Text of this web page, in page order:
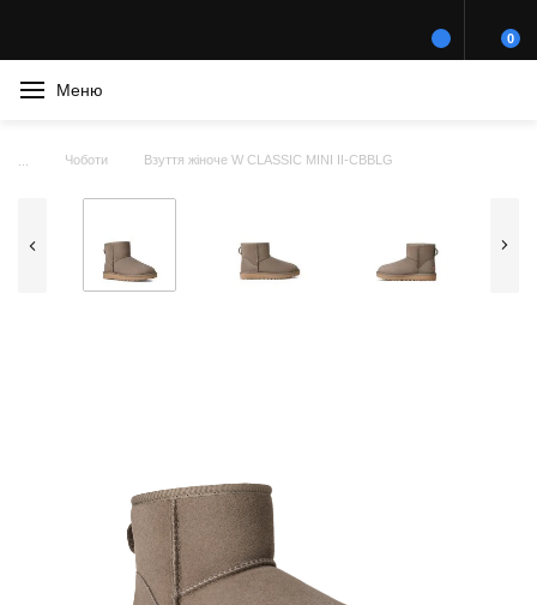
0
Меню
Чоботи Взуття жіноче W CLASSIC MINI II-CBBLG